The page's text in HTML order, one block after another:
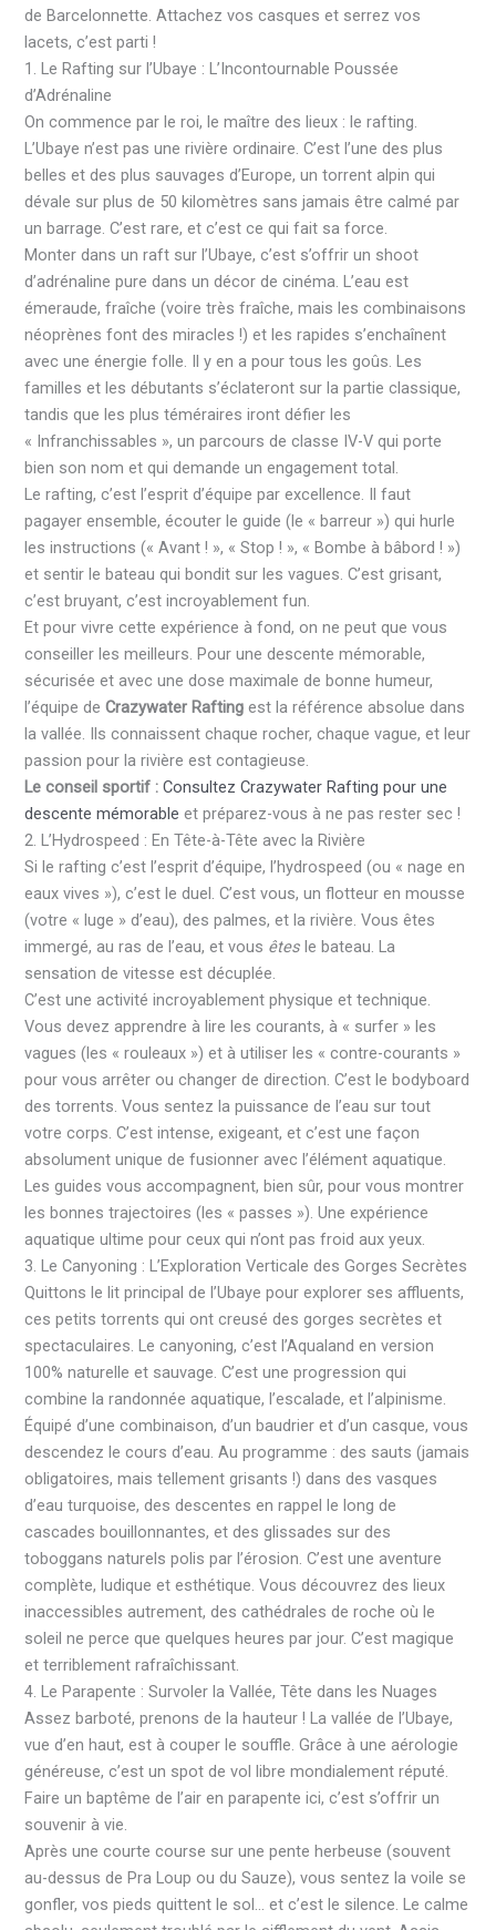
de Barcelonnette. Attachez vos casques et serrez vos
lacets, c’est parti !
1. Le Rafting sur l’Ubaye : L’Incontournable Poussée
d’Adrénaline
On commence par le roi, le maître des lieux : le rafting.
L’Ubaye n’est pas une rivière ordinaire. C’est l’une des plus
belles et des plus sauvages d’Europe, un torrent alpin qui
dévale sur plus de 50 kilomètres sans jamais être calmé par
un barrage. C’est rare, et c’est ce qui fait sa force.
Monter dans un raft sur l’Ubaye, c’est s’offrir un shoot
d’adrénaline pure dans un décor de cinéma. L’eau est
émeraude, fraîche (voire très fraîche, mais les combinaisons
néoprènes font des miracles !) et les rapides s’enchaînent
avec une énergie folle. Il y en a pour tous les goûs. Les
familles et les débutants s’éclateront sur la partie classique,
tandis que les plus téméraires iront défier les
« Infranchissables », un parcours de classe IV-V qui porte
bien son nom et qui demande un engagement total.
Le rafting, c’est l’esprit d’équipe par excellence. Il faut
pagayer ensemble, écouter le guide (le « barreur ») qui hurle
les instructions (« Avant ! », « Stop ! », « Bombe à bâbord ! »)
et sentir le bateau qui bondit sur les vagues. C’est grisant,
c’est bruyant, c’est incroyablement fun.
Et pour vivre cette expérience à fond, on ne peut que vous
conseiller les meilleurs. Pour une descente mémorable,
sécurisée et avec une dose maximale de bonne humeur,
l’équipe deCrazywater Rafting est la référence absolue dans
la vallée. Ils connaissent chaque rocher, chaque vague, et leur
passion pour la rivière est contagieuse.
Le conseil sportif : Consultez Crazywater Rafting pour une
descente mémorable et préparez-vous à ne pas rester sec !
2. L’Hydrospeed : En Tête-à-Tête avec la Rivière
Si le rafting c’est l’esprit d’équipe, l’hydrospeed (ou « nage en
eaux vives »), c’est le duel. C’est vous, un flotteur en mousse
(votre « luge » d’eau), des palmes, et la rivière. Vous êtes
immergé, au ras de l’eau, et vous êtes le bateau. La
sensation de vitesse est décuplée.
C’est une activité incroyablement physique et technique.
Vous devez apprendre à lire les courants, à « surfer » les
vagues (les « rouleaux ») et à utiliser les « contre-courants »
pour vous arrêter ou changer de direction. C’est le bodyboard
des torrents. Vous sentez la puissance de l’eau sur tout
votre corps. C’est intense, exigeant, et c’est une façon
absolument unique de fusionner avec l’élément aquatique.
Les guides vous accompagnent, bien sûr, pour vous montrer
les bonnes trajectoires (les « passes »). Une expérience
aquatique ultime pour ceux qui n’ont pas froid aux yeux.
3. Le Canyoning : L’Exploration Verticale des Gorges Secrètes
Quittons le lit principal de l’Ubaye pour explorer ses affluents,
ces petits torrents qui ont creusé des gorges secrètes et
spectaculaires. Le canyoning, c’est l’Aqualand en version
100% naturelle et sauvage. C’est une progression qui
combine la randonnée aquatique, l’escalade, et l’alpinisme.
Équipé d’une combinaison, d’un baudrier et d’un casque, vous
descendez le cours d’eau. Au programme : des sauts (jamais
obligatoires, mais tellement grisants !) dans des vasques
d’eau turquoise, des descentes en rappel le long de
cascades bouillonnantes, et des glissades sur des
toboggans naturels polis par l’érosion. C’est une aventure
complète, ludique et esthétique. Vous découvrez des lieux
inaccessibles autrement, des cathédrales de roche où le
soleil ne perce que quelques heures par jour. C’est magique
et terriblement rafraîchissant.
4. Le Parapente : Survoler la Vallée, Tête dans les Nuages
Assez barboté, prenons de la hauteur ! La vallée de l’Ubaye,
vue d’en haut, est à couper le souffle. Grâce à une aérologie
généreuse, c’est un spot de vol libre mondialement réputé.
Faire un baptême de l’air en parapente ici, c’est s’offrir un
souvenir à vie.
Après une courte course sur une pente herbeuse (souvent
au-dessus de Pra Loup ou du Sauze), vous sentez la voile se
gonfler, vos pieds quittent le sol… et c’est le silence. Le calme